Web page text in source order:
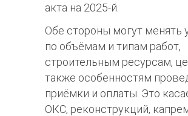
акта на 2025-й.
Обе стороны могут менять
по объёмам и типам работ,
строительным ресурсам,
также особенностям
приёмки и оплаты. Это
ОКС, реконструкций,